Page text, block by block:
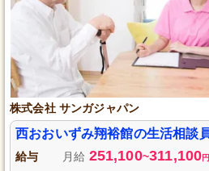
株式会社 サンガジャパン
西おおいずみ翔裕館の生活相談
給与 月給 251,100~311,100円